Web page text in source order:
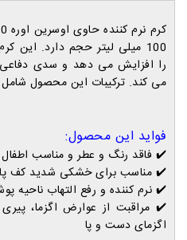
100 میلی لیتر حجم دارد.
را افزایش می دهد و سدی
می کند. ترکیبات این محصول
فواید این محصول:
✔️ فاقد رنگ و عطر و مناسب اطفال
✔️ مناسب برای خشکی شدید کف پا
✔️ نرم کننده و رفع التهاب ناحیه
✔️ مراقبت از عوارض اگزما،
اگزمای دست و پا